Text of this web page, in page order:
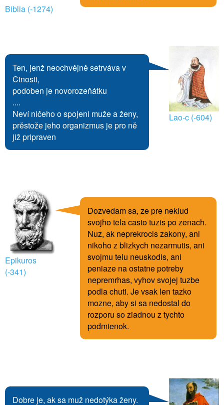
Biblia (-1274)
Ten, jenž neochvějně setrváva v
Ctnosti,
podoben je novorozeňátku
....
Neví ničeho o spojeni muže a ženy,
prěstože jeho organizmus je pro ně
již pripraven
Lao-c (-604)
Epikuros
(-341)
Dozvedam sa, ze pre neklud
svojho tela casto tuzis po zenach.
Nuz, ak neprekrocis zakony, ani
nikoho z blizkych nezarmutis, ani
svojmu telu neuskodis, ani
peniaze na ostatne potreby
nepremrhas, vyhov svojej tuzbe
podla chuti. Je vsak len tazko
mozne, aby si sa nedostal do
rozporu so ziadnou z tychto
podmienok.
Dobre je, ak sa muž nedotýka ženy.